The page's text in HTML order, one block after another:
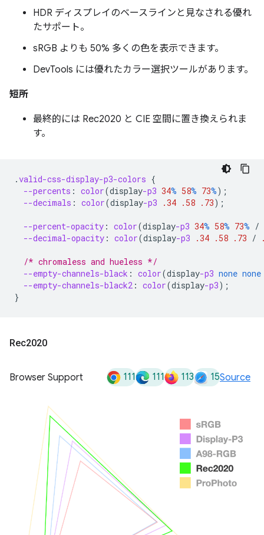
HDR ディスプレイのベースラインと見なされる優れ
たサポート。
sRGB よりも 50% 多くの色を表示できます。
DevTools には優れたカラー選択ツールがあります。
短所
最終的には Rec2020 と CIE 空間に置き換えられま
す。
.valid-css-display-p3-colors {
--percents : color(display-p3 34% 58% 73%);
--decimals : color(display-p3 .34 .58 .73);
--percent-opacity : color(display-p3 34% 58% 73% /
--decimal-opacity : color(display-p3 .34 .58 .73 /
/* chromaless and hueless */
--empty-channels-black : color(display-p3 none none
--empty-channels-black2 : color(display-p3);
}
Rec2020
Browser Support 111 111 113 15Source